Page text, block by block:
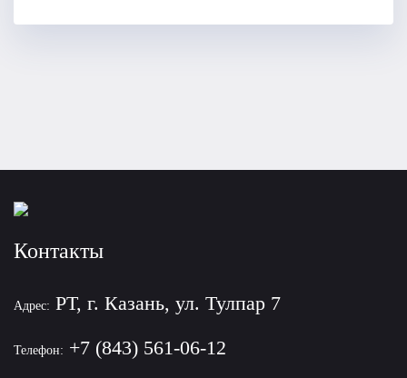
Контакты
Адрес: РТ, г. Казань, ул. Тулпар 7
Телефон: +7 (843) 561-06-12